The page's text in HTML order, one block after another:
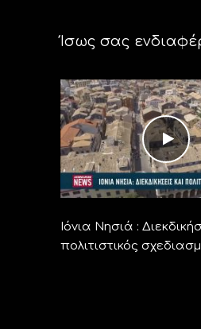
Ίσως σας
Ιόνια Νησιά :
πολιτιστικός